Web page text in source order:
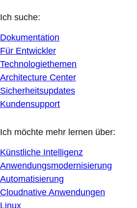
Ich suche:
Dokumentation
Für Entwickler
Technologiethemen
Architecture Center
Sicherheitsupdates
Kundensupport
Ich möchte mehr lernen über:
Künstliche Intelligenz
Anwendungsmodernisierung
Automatisierung
Cloudnative Anwendungen
Linux